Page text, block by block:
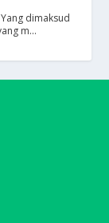
Yang dimaksud
m...